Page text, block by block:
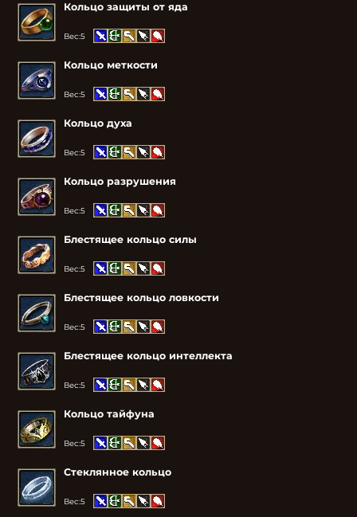
Кольцо защиты от яда
Вес:5
Кольцо меткости
Вес:5
Кольцо духа
Вес:5
Кольцо разрушения
Вес:5
Блестящее кольцо силы
Вес:5
Блестящее кольцо ловкости
Вес:5
Блестящее кольцо интеллекта
Вес:5
Кольцо тайфуна
Вес:5
Стеклянное кольцо
Вес:5